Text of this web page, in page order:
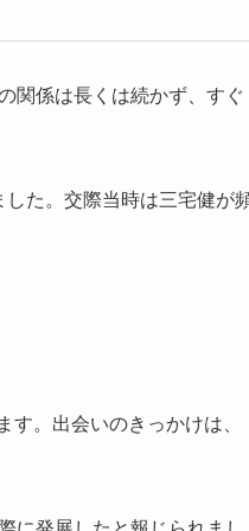
関係は長くは続かず、すぐ
た。交際当時は三宅健が
。出会いのきっかけは、